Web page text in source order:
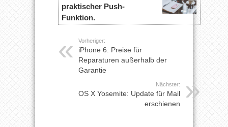
praktischer Push-
Funktion.
Vorheriger:
iPhone 6: Preise für
Reparaturen außerhalb der
Garantie
Nächster:
OS X Yosemite: Update für Mail
erschienen